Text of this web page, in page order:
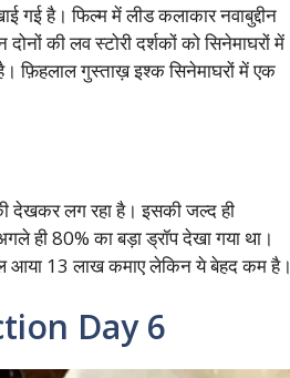
गई है। फिल्म में लीड कलाकार नवाबुद्दीन
की लव स्टोरी दर्शकों को सिनेमाघरों में
फ़िहलाल गुस्ताख़ इश्क सिनेमाघरों में एक
देखकर लग रहा है। इसकी जल्द ही
ही 80% का बड़ा ड्रॉप देखा गया था।
आया 13 लाख कमाए लेकिन ये बेहद कम है।
Day 6